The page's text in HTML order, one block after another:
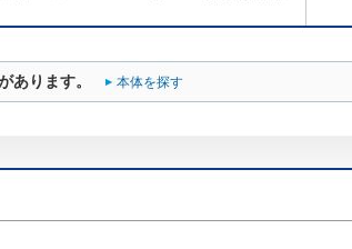
あります。 本体を探す